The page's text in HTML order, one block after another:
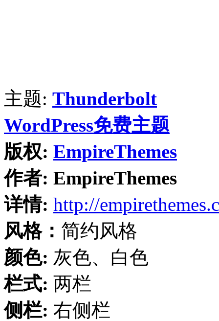
主题: Thunderbolt
WordPress免费主题
版权: EmpireThemes
作者: EmpireThemes
详情: http://
风格： 简约风格
颜色: 灰色、白色
栏式: 两栏
侧栏: 右侧栏